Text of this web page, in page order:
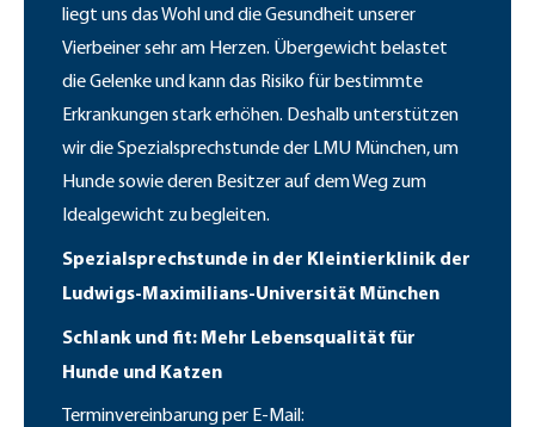
liegt uns das Wohl und die Gesundheit unserer
Vierbeiner sehr am Herzen. Übergewicht belastet
die Gelenke und kann das Risiko für bestimmte
Erkrankungen stark erhöhen. Deshalb unterstützen
wir die Spezialsprechstunde der LMU München, um
Hunde sowie deren Besitzer auf dem Weg zum
Idealgewicht zu begleiten.
Spezialsprechstunde in der Kleintierklinik der
Ludwigs-Maximilians-Universität München
Schlank und fit: Mehr Lebensqualität für
Hunde und Katzen
Terminvereinbarung per E-Mail: